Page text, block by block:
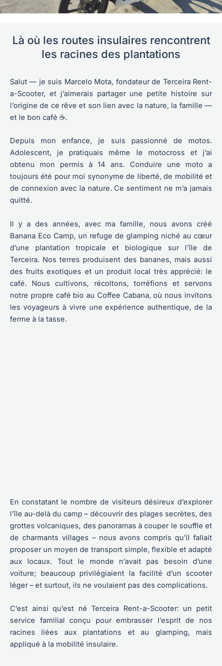
Là où les routes insulaires rencontrent
les racines des plantations
Salut — je suis Marcelo Mota, fondateur de Terceira Rent-
a-Scooter, et j’aimerais partager une petite histoire sur
l’origine de ce rêve et son lien avec la nature, la famille —
et le bon café ☕.
Depuis mon enfance, je suis passionné de motos.
Adolescent, je pratiquais même le motocross et j’ai
obtenu mon permis à 14 ans. Conduire une moto a
toujours été pour moi synonyme de liberté, de mobilité et
de connexion avec la nature. Ce sentiment ne m’a jamais
quitté.
Il y a des années, avec ma famille, nous avons créé
Banana Eco Camp, un refuge de glamping niché au cœur
d’une plantation tropicale et biologique sur l’île de
Terceira. Nos terres produisent des bananes, mais aussi
des fruits exotiques et un produit local très apprécié: le
café. Nous cultivons, récoltons, torréfions et servons
notre propre café bio au Coffee Cabana, où nous invitons
les voyageurs à vivre une expérience authentique, de la
ferme à la tasse.
En constatant le nombre de visiteurs désireux d’explorer
l’île au-delà du camp – découvrir des plages secrètes, des
grottes volcaniques, des panoramas à couper le souffle et
de charmants villages – nous avons compris qu’il fallait
proposer un moyen de transport simple, flexible et adapté
aux locaux. Tout le monde n’avait pas besoin d’une
voiture; beaucoup privilégiaient la facilité d’un scooter
léger – et surtout, ils ne voulaient pas des complications.
C’est ainsi qu’est né Terceira Rent-a-Scooter: un petit
service familial conçu pour embrasser l’esprit de nos
racines liées aux plantations et au glamping, mais
appliqué à la mobilité insulaire.